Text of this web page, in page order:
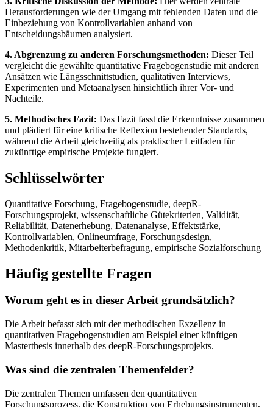
Herausforderungen wie der Umgang mit fehlenden Daten und die
Einbeziehung von Kontrollvariablen anhand von
Entscheidungsbäumen analysiert.
4. Abgrenzung zu anderen Forschungsmethoden: Dieser Teil
vergleicht die gewählte quantitative Fragebogenstudie mit anderen
Ansätzen wie Längsschnittstudien, qualitativen Interviews,
Experimenten und Metaanalysen hinsichtlich ihrer Vor- und
Nachteile.
5. Methodisches Fazit: Das Fazit fasst die Erkenntnisse zusammen
und plädiert für eine kritische Reflexion bestehender Standards,
während die Arbeit gleichzeitig als praktischer Leitfaden für
zukünftige empirische Projekte fungiert.
Schlüsselwörter
Quantitative Forschung, Fragebogenstudie, deepR-
Forschungsprojekt, wissenschaftliche Gütekriterien, Validität,
Reliabilität, Datenerhebung, Datenanalyse, Effektstärke,
Kontrollvariablen, Onlineumfrage, Forschungsdesign,
Methodenkritik, Mitarbeiterbefragung, empirische Sozialforschung
Häufig gestellte Fragen
Worum geht es in dieser Arbeit grundsätzlich?
Die Arbeit befasst sich mit der methodischen Exzellenz in
quantitativen Fragebogenstudien am Beispiel einer künftigen
Masterthesis innerhalb des deepR-Forschungsprojekts.
Was sind die zentralen Themenfelder?
Die zentralen Themen umfassen den quantitativen
Forschungsprozess, die Konstruktion von Erhebungsinstrumenten,